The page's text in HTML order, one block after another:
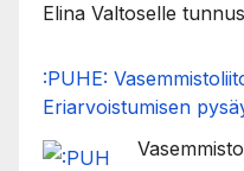
Elina Valtoselle
:PUHE:
Eriarvoistumisen